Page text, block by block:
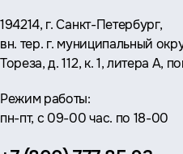
Адрес:
194214, г. Санкт-Петербург,
вн. тер. г. муниципальный
Тореза, д. 112, к. 1, литера А,
Режим работы:
пн-пт, с 09-00 час. по 18-00